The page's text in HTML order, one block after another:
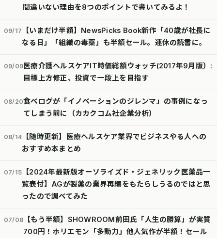
間違いない理由を8つのポイントで書いてみるよ！
09/17
【いまだけ半額】NewsPicks Book新作「40歳が社長に
なる日」「組織の毒薬」も半額セール。連休の読書に。
09/09医療介護ヘルスケアIT時価総額ウォッチ(2017年9月版）:
目標上方修正、投資で一段上を目指す
08/20食べログが「イノベーションのジレンマ」の事例になっ
てしまう前に（カカクコム社企業分析）
08/14
【随時更新】医療ヘルスケア業界でビジネスやる人への
おすすめ本まとめ
07/15
【2024年最新版オーソライズド・ジェネリック医薬品一
覧表付】AGが製薬の業界再編をもたらしうるのではと思
ったので調べてみた
07/08
【もう半額】SHOWROOM前田氏「人生の勝算」が実質
700円！ホリエモン「多動力」他人気作が半額！セール